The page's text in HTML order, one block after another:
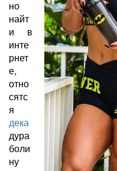
но
найт
и в
инте
рнет
е,
отно
сятс
я
дека
дура
боли
ну